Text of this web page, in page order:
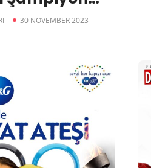
30 NOVEMBER 2023